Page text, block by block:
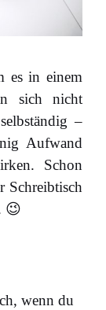
es in einem
sich nicht
–
Aufwand
Schon
Schreibtisch
😉
wenn du